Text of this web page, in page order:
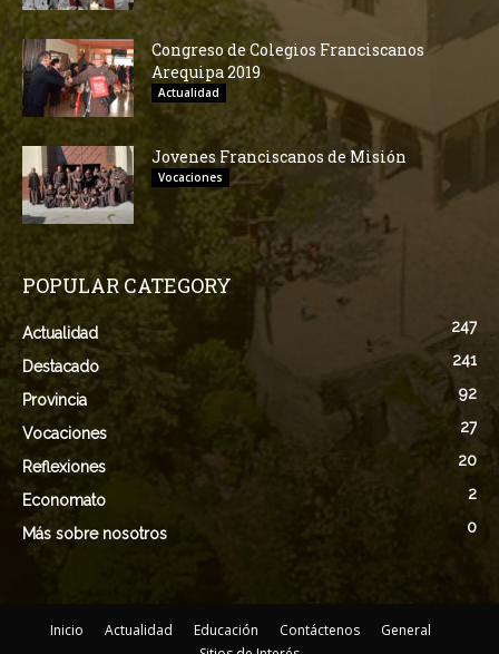
Congreso de Colegios Franciscanos
Arequipa 2019
Actualidad
Jovenes Franciscanos de Misión
Vocaciones
POPULAR CATEGORY
Actualidad 247
Destacado 241
Provincia 92
Vocaciones 27
Reflexiones 20
Economato 2
Más sobre nosotros 0
Inicio Actualidad Educación Contáctenos
General